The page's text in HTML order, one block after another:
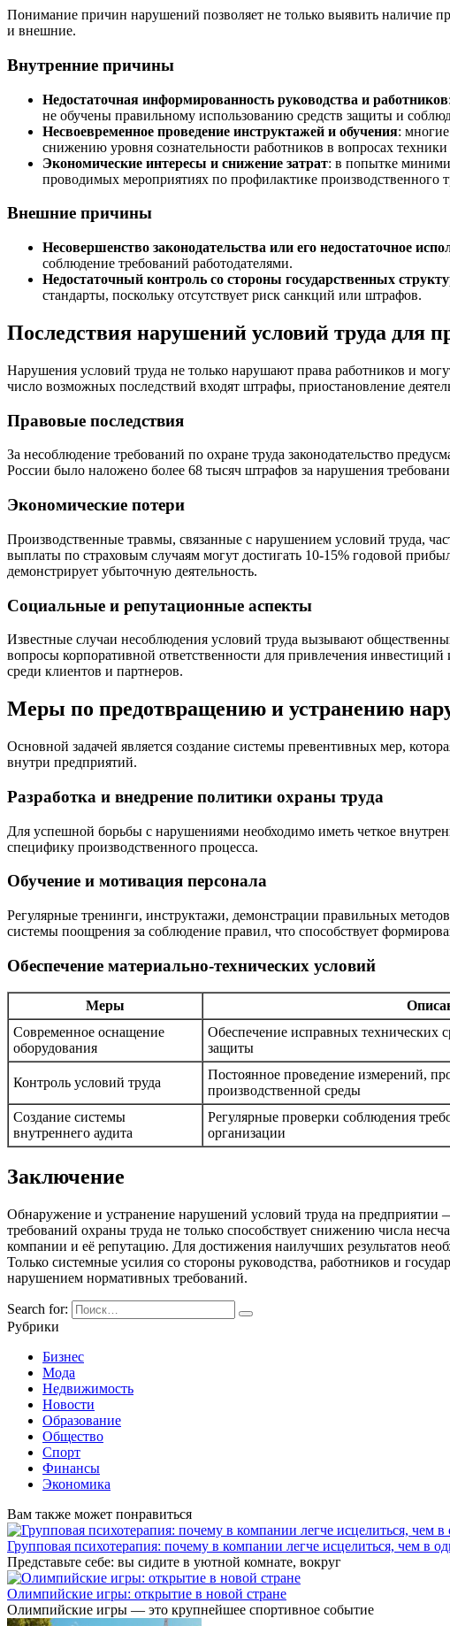
Понимание причин нарушений позволяет не только выявить наличие
и внешние.
Внутренние причины
Недостаточная информированность руководства и работников
не обучены правильному использованию средств защиты и
Несвоевременное проведение инструктажей и обучения:
снижению уровня сознательности работников в вопросах техники
Экономические интересы и снижение затрат: в попытке
проводимых мероприятиях по профилактике производственного
Внешние причины
Несовершенство законодательства или его недостаточное
соблюдение требований работодателями.
Недостаточный контроль со стороны государственных
стандарты, поскольку отсутствует риск санкций или штрафов.
Последствия нарушений условий труда для
Нарушения условий труда не только нарушают права работников и
число возможных последствий входят штрафы, приостановление
Правовые последствия
За несоблюдение требований по охране труда законодательство
России было наложено более 68 тысяч штрафов за нарушения
Экономические потери
Производственные травмы, связанные с нарушением условий труда,
выплаты по страховым случаям могут достигать 10-15% годовой
демонстрирует убыточную деятельность.
Социальные и репутационные аспекты
Известные случаи несоблюдения условий труда вызывают
вопросы корпоративной ответственности для привлечения
среди клиентов и партнеров.
Меры по предотвращению и устранению
Основной задачей является создание системы превентивных мер,
внутри предприятий.
Разработка и внедрение политики охраны труда
Для успешной борьбы с нарушениями необходимо иметь четкое
специфику производственного процесса.
Обучение и мотивация персонала
Регулярные тренинги, инструктажи, демонстрации правильных
системы поощрения за соблюдение правил, что способствует
Обеспечение материально-технических условий
Меры
Современное оснащение
оборудования
Обеспечение исправных технических
защиты
Контроль условий труда
Постоянное проведение измерений,
производственной среды
Создание системы
внутреннего аудита
Регулярные проверки соблюдения
организации
Заключение
Обнаружение и устранение нарушений условий труда на предприятии
требований охраны труда не только способствует снижению числа
компании и её репутацию. Для достижения наилучших результатов
Только системные усилия со стороны руководства, работников и
нарушением нормативных требований.
Search for:
Рубрики
Бизнес
Мода
Недвижимость
Новости
Образование
Общество
Спорт
Финансы
Экономика
Вам также может понравиться
Групповая психотерапия: почему в компании легче исцелиться, чем в
Представьте себе: вы сидите в уютной комнате, вокруг
Олимпийские игры: открытие в новой стране
Олимпийские игры — это крупнейшее спортивное событие